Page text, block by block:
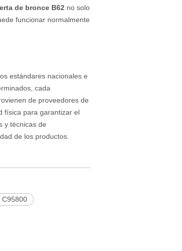
de bronce B62 no solo
funcionar normalmente
estándares nacionales e
cada
de proveedores de
física para garantizar el
y técnicas de
de los productos.
C95800